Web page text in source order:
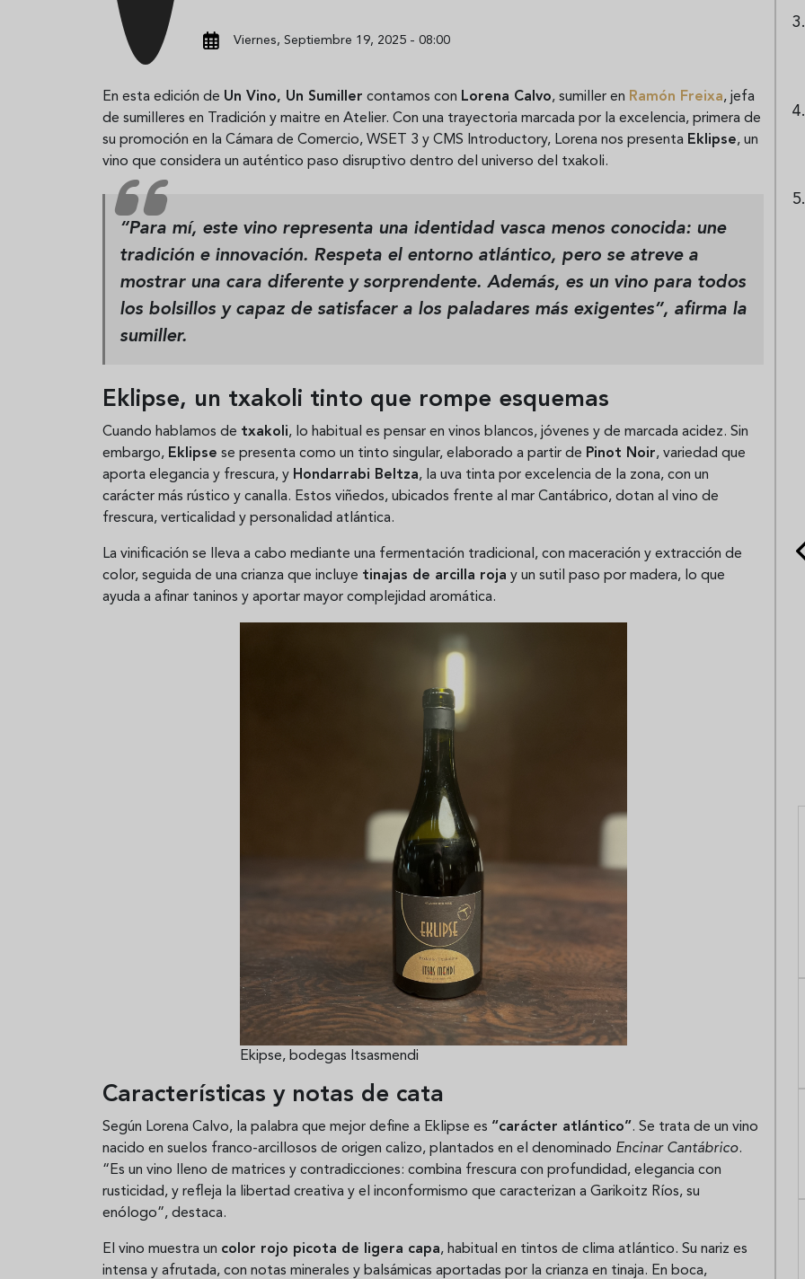
Viernes, Septiembre 19, 2025 - 08:00
En esta edición de Un Vino, Un Sumiller contamos con Lorena Calvo, sumiller en Ramón Freixa, jefa
de sumilleres en Tradición y maitre en Atelier. Con una trayectoria marcada por la excelencia, primera de
su promoción en la Cámara de Comercio, WSET 3 y CMS Introductory, Lorena nos presenta Eklipse, un
vino que considera un auténtico paso disruptivo dentro del universo del txakoli.
“Para mí, este vino representa una identidad vasca menos conocida: une
tradición e innovación. Respeta el entorno atlántico, pero se atreve a
mostrar una cara diferente y sorprendente. Además, es un vino para todos
los bolsillos y capaz de satisfacer a los paladares más exigentes”, afirma la
sumiller.
Eklipse, un txakoli tinto que rompe esquemas
Cuando hablamos de txakoli, lo habitual es pensar en vinos blancos, jóvenes y de marcada acidez. Sin
embargo, Eklipse se presenta como un tinto singular, elaborado a partir de Pinot Noir, variedad que
aporta elegancia y frescura, y Hondarrabi Beltza, la uva tinta por excelencia de la zona, con un
carácter más rústico y canalla. Estos viñedos, ubicados frente al mar Cantábrico, dotan al vino de
frescura, verticalidad y personalidad atlántica.
La vinificación se lleva a cabo mediante una fermentación tradicional, con maceración y extracción de
color, seguida de una crianza que incluye tinajas de arcilla roja y un sutil paso por madera, lo que
ayuda a afinar taninos y aportar mayor complejidad aromática.
Ekipse, bodegas Itsasmendi
Características y notas de cata
Según Lorena Calvo, la palabra que mejor define a Eklipse es “carácter atlántico”. Se trata de un vino
nacido en suelos franco-arcillosos de origen calizo, plantados en el denominado Encinar Cantábrico.
“Es un vino lleno de matrices y contradicciones: combina frescura con profundidad, elegancia con
rusticidad, y refleja la libertad creativa y el inconformismo que caracterizan a Garikoitz Ríos, su
enólogo”, destaca.
El vino muestra un color rojo picota de ligera capa, habitual en tintos de clima atlántico. Su nariz es
intensa y afrutada, con notas minerales y balsámicas aportadas por la crianza en tinaja. En boca,